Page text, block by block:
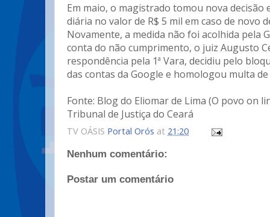
Em maio, o magistrado tomou nova decisão
diária no valor de R$ 5 mil em caso de novo
Novamente, a medida não foi acolhida pela
conta do não cumprimento, o juiz Augusto
respondência pela 1ª Vara, decidiu pelo
das contas da Google e homologou multa de
Fonte: Blog do Eliomar de Lima (O povo on
Tribunal de Justiça do Ceará
TV OÁSIS Portal Orós at 21:20
Nenhum comentário:
Postar um comentário